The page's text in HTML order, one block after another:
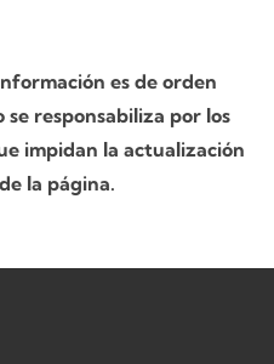
es de orden
responsabiliza por los
impidan la actualización
la página.